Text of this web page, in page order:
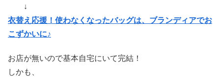
↓
衣替え応援！使わなくなったバッグは、ブランディアでお
こずかいに♪
お店が無いので基本自宅にいて完結！
しかも、